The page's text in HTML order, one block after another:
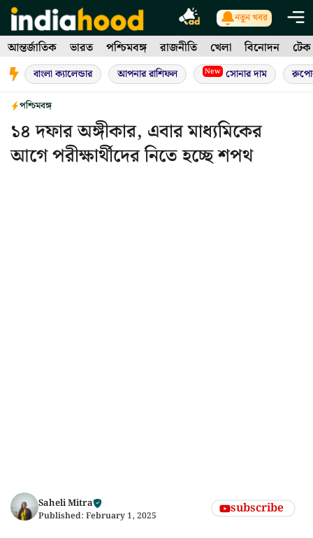
Skip
to
content
নতুন খবর
আন্তর্জাতিক ভারত পশ্চিমবঙ্গ রাজনীতি খেলা বিনোদন টেক
বাংলা ক্যালেন্ডার আপনার রাশিফল New সোনার দাম
পশ্চিমবঙ্গ
১৪ দফার অঙ্গীকার, এবার মাধ্যমিকের
আগে পরীক্ষার্থীদের নিতে হচ্ছে শপথ
Saheli Mitra
Published: February 1, 2025 subscribe